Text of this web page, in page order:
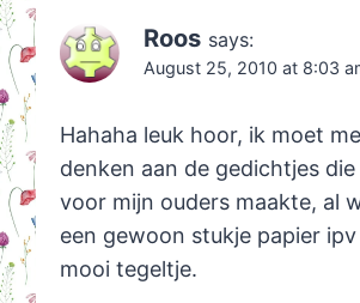
Roos says:
August 25, 2010 at 8:03
Hahaha leuk hoor, ik moet
denken aan de gedichtjes
voor mijn ouders maakte, al
een gewoon stukje papier ipv
mooi tegeltje.